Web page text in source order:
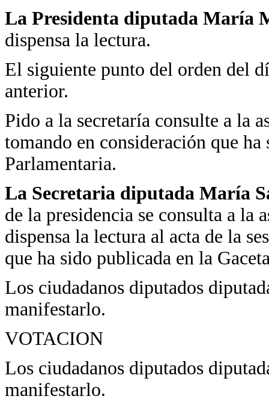
La Presidenta diputada María
dispensa la lectura.
El siguiente punto del orden del
anterior.
Pido a la secretaría consulte a la
tomando en consideración que
Parlamentaria.
La Secretaria diputada María
de la presidencia se consulta a la
dispensa la lectura al acta de la
que ha sido publicada en la
Los ciudadanos diputados
manifestarlo.
VOTACION
Los ciudadanos diputados
manifestarlo.